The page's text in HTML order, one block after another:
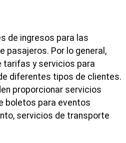
de ingresos para las
pasajeros. Por lo general,
y servicios para
diferentes tipos de clientes.
proporcionar servicios
boletos para eventos
servicios de transporte